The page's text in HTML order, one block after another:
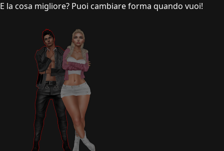
E la cosa migliore? Puoi cambiare forma quando vuoi!